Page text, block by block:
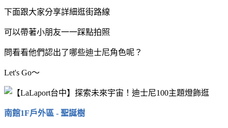
下面跟大家分享詳細逛街路線
可以帶著小朋友一一踩點拍照
問看看他們認出了哪些迪士尼角色呢？
Let's Go～
南館1F戶外區 - 聖誕樹